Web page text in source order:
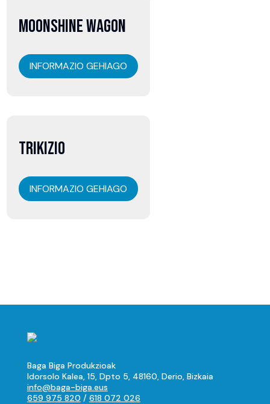
07
MOONSHINE WAGON
INFORMAZIO GEHIAGO
07
TRIKIZIO
INFORMAZIO GEHIAGO
Baga Biga Produkzioak
Idorsolo Kalea, 15, Dpto 5, 48160, Derio, Bizkaia
info@baga-biga.eus
659 975 820 / 618 072 026